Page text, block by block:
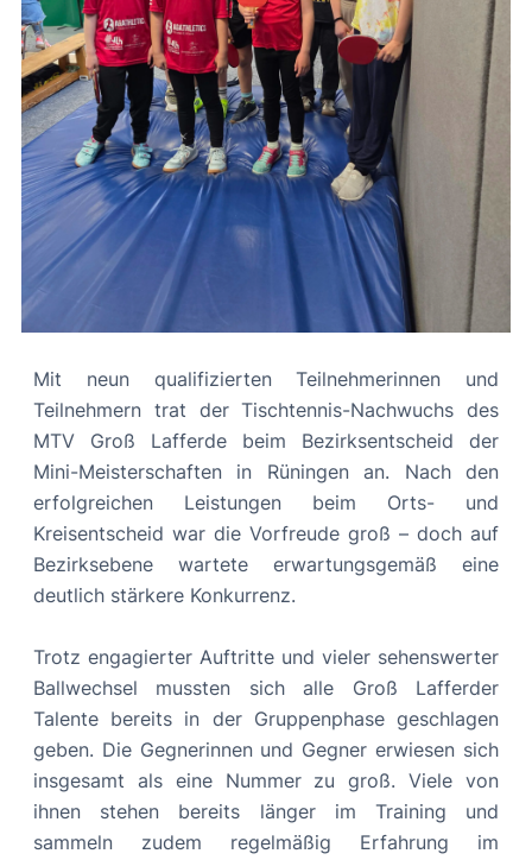
Mit neun qualifizierten Teilnehmerinnen und
Teilnehmern trat der Tischtennis-Nachwuchs des
MTV Groß Lafferde beim Bezirksentscheid der
Mini-Meisterschaften in Rüningen an. Nach den
erfolgreichen Leistungen beim Orts- und
Kreisentscheid war die Vorfreude groß – doch auf
Bezirksebene wartete erwartungsgemäß eine
deutlich stärkere Konkurrenz.
Trotz engagierter Auftritte und vieler sehenswerter
Ballwechsel mussten sich alle Groß Lafferder
Talente bereits in der Gruppenphase geschlagen
geben. Die Gegnerinnen und Gegner erwiesen sich
insgesamt als eine Nummer zu groß. Viele von
ihnen stehen bereits länger im Training und
sammeln zudem regelmäßig Erfahrung im